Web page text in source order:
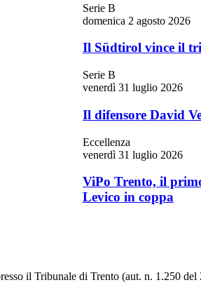
Serie B
domenica 2 agosto 2026
Il Südtirol vince il
Serie B
venerdì 31 luglio 2026
Il difensore David
Eccellenza
venerdì 31 luglio 2026
ViPo Trento, il
Levico in coppa
il Tribunale di Trento (aut. n. 1.250 del